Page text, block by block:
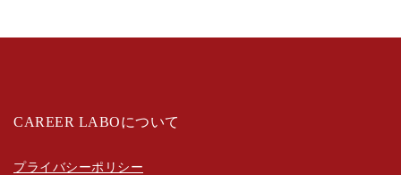
CAREER LABOについて
プライバシーポリシー